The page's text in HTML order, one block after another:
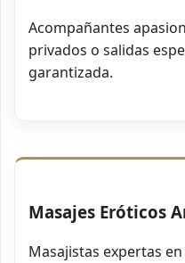
Acompañantes
privados o salidas
garantizada.
Masajes Eróticos
Masajistas expertas